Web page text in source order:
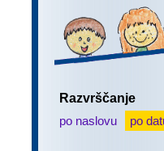
Razvrščanje
po naslovu
po